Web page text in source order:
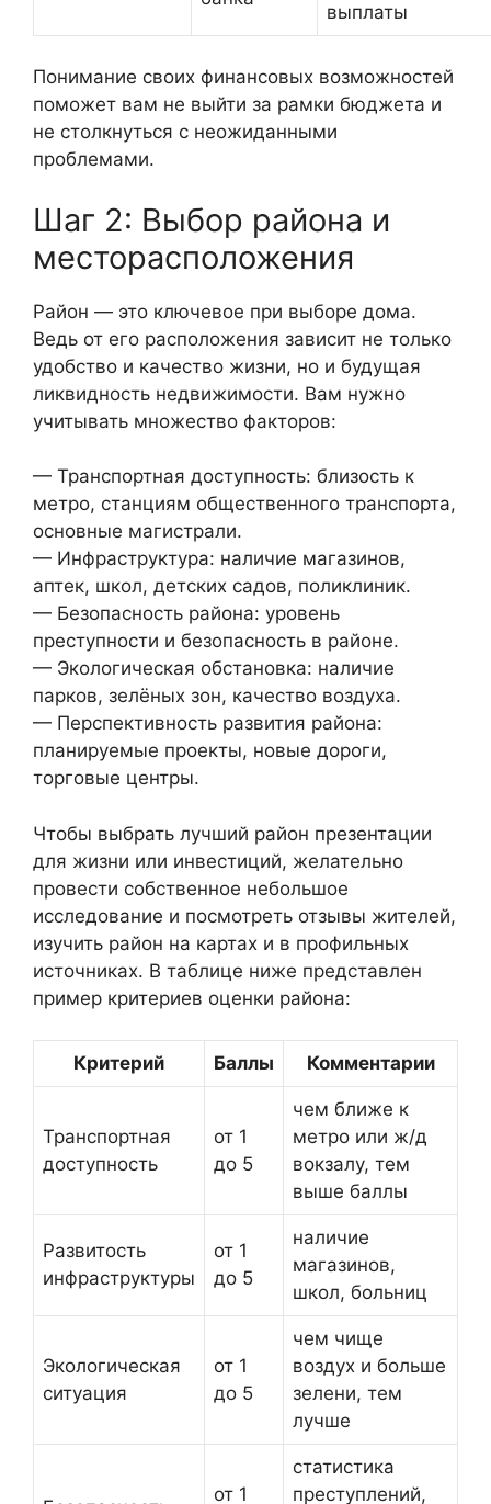
выплаты
Понимание своих финансовых возможностей
поможет вам не выйти за рамки бюджета и
не столкнуться с неожиданными
проблемами.
Шаг 2: Выбор района и
месторасположения
Район — это ключевое при выборе дома.
Ведь от его расположения зависит не только
удобство и качество жизни, но и будущая
ликвидность недвижимости. Вам нужно
учитывать множество факторов:
— Транспортная доступность: близость к
метро, станциям общественного транспорта,
основные магистрали.
— Инфраструктура: наличие магазинов,
аптек, школ, детских садов, поликлиник.
— Безопасность района: уровень
преступности и безопасность в районе.
— Экологическая обстановка: наличие
парков, зелёных зон, качество воздуха.
— Перспективность развития района:
планируемые проекты, новые дороги,
торговые центры.
Чтобы выбрать лучший район презентации
для жизни или инвестиций, желательно
провести собственное небольшое
исследование и посмотреть отзывы жителей,
изучить район на картах и в профильных
источниках. В таблице ниже представлен
пример критериев оценки района:
Критерий Баллы Комментарии
Транспортная
доступность
от 1
до 5
чем ближе к
метро или ж/д
вокзалу, тем
выше баллы
Развитость
инфраструктуры
от 1
до 5
наличие
магазинов,
школ, больниц
Экологическая
ситуация
от 1
до 5
чем чище
воздух и больше
зелени, тем
лучше
от 1
статистика
преступлений,